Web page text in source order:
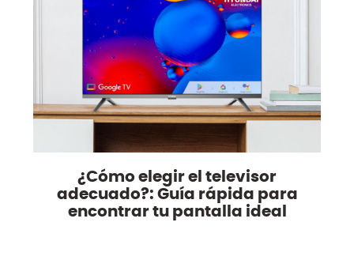
¿Cómo elegir el televisor
adecuado?: Guía rápida para
encontrar tu pantalla ideal